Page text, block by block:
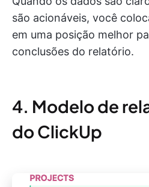
são acionáveis, você
em uma posição melhor
conclusões do relatório.
4. Modelo de
do ClickUp